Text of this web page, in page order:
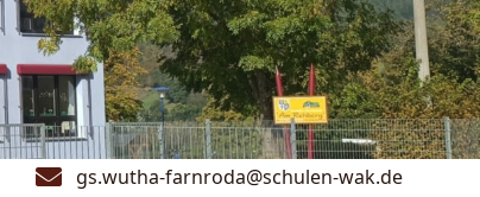
gs.wutha-farnroda@schulen-wak.de